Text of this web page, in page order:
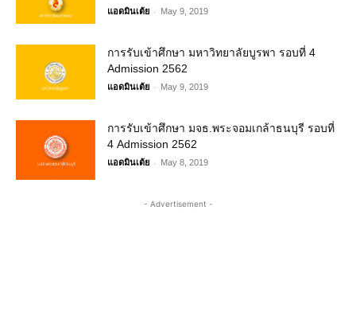
แอดมินเต้ย - May 9, 2019
การรับเข้าศึกษา มหาวิทยาลัยบูรพา รอบที่ 4
Admission 2562
แอดมินเต้ย - May 9, 2019
การรับเข้าศึกษา มจธ.พระจอมเกล้าธนบุรี รอบที่
4 Admission 2562
แอดมินเต้ย - May 8, 2019
- Advertisement -